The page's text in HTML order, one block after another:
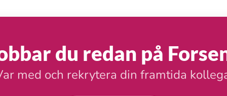
du redan på
med och rekrytera din framtida